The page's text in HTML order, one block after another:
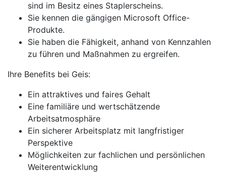
sind im Besitz eines Staplerscheins.
Sie kennen die gängigen Microsoft Office-
Produkte.
Sie haben die Fähigkeit, anhand von Kennzahlen
zu führen und Maßnahmen zu ergreifen.
Ihre Benefits bei Geis:
Ein attraktives und faires Gehalt
Eine familiäre und wertschätzende
Arbeitsatmosphäre
Ein sicherer Arbeitsplatz mit langfristiger
Perspektive
Möglichkeiten zur fachlichen und persönlichen
Weiterentwicklung